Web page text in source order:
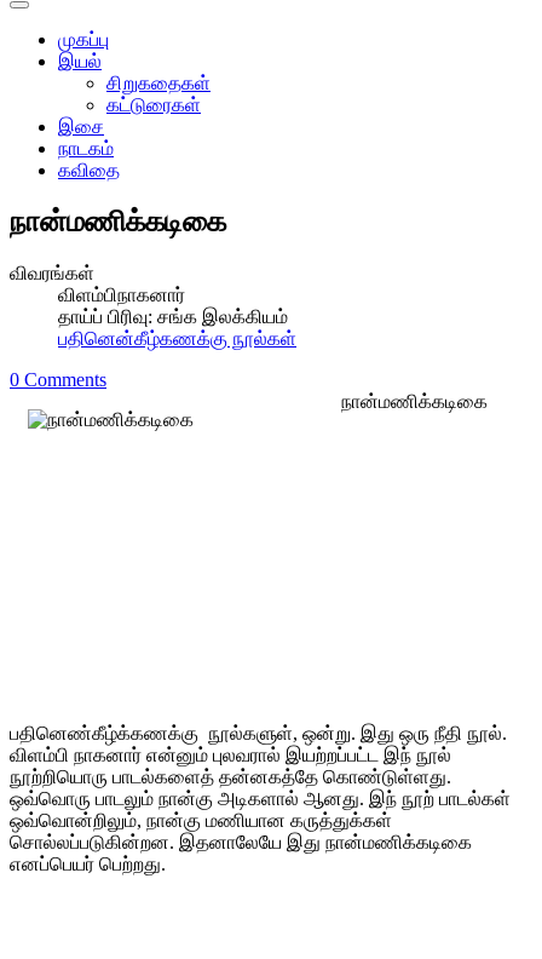
முகப்பு
இயல்
சிறுகதைகள்
கட்டுரைகள்
இசை
நாடகம்
கவிதை
நான்மணிக்கடிகை
விவரங்கள்
விளம்பிநாகனார்
தாய்ப் பிரிவு: சங்க இலக்கியம்
பதினென்கீழ்கணக்கு நூல்கள்
0 Comments
நான்மணிக்கடிகை
பதினெண்கீழ்க்கணக்கு நூல்களுள், ஒன்று. இது ஒரு நீதி நூல்.
விளம்பி நாகனார் என்னும் புலவரால் இயற்றப்பட்ட இந் நூல்
நூற்றியொரு பாடல்களைத் தன்னகத்தே கொண்டுள்ளது.
ஒவ்வொரு பாடலும் நான்கு அடிகளால் ஆனது. இந் நூற் பாடல்கள்
ஒவ்வொன்றிலும், நான்கு மணியான கருத்துக்கள்
சொல்லப்படுகின்றன. இதனாலேயே இது நான்மணிக்கடிகை
எனப்பெயர் பெற்றது.